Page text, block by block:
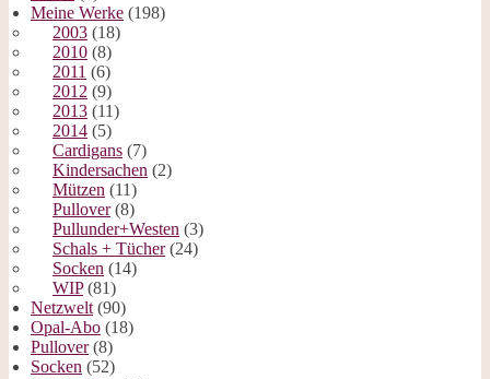
Meine Werke (198)
2003 (18)
2010 (8)
2011 (6)
2012 (9)
2013 (11)
2014 (5)
Cardigans (7)
Kindersachen (2)
Mützen (11)
Pullover(8)
Pullunder+Westen (3)
Schals + Tücher(24)
Socken (14)
WIP(81)
Netzwelt (90)
Opal-Abo (18)
Pullover(8)
Socken (52)